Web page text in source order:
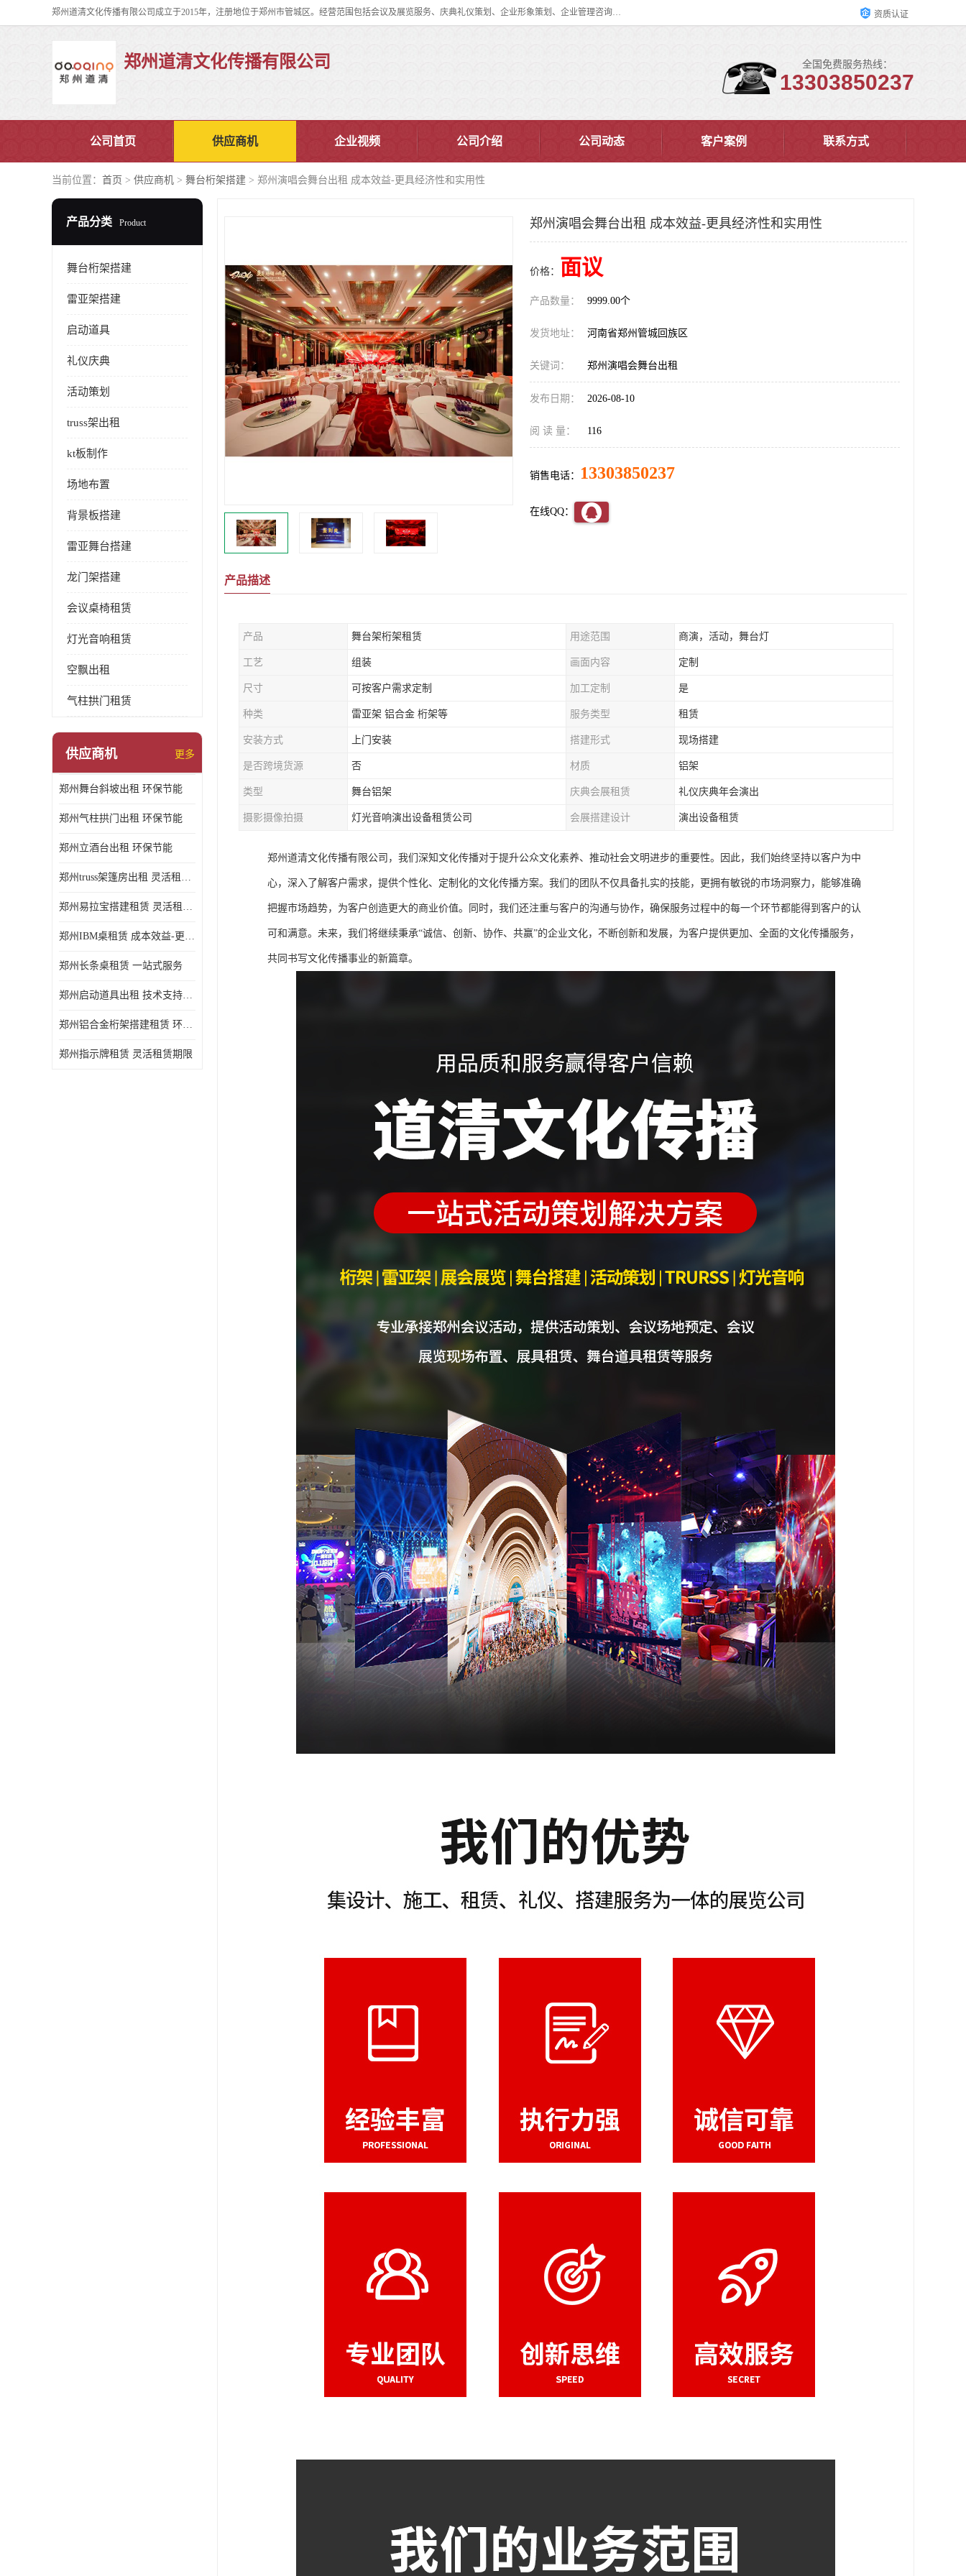
郑州道清文化传播有限公司成立于2015年，注册地位于郑州市管城区。经营范围包括会议及展览服务、庆典礼仪策划、企业形象策划、企业管理咨询、计算机图文设计、制作等。主要产品服务有：舞台桁架搭建，背景板搭建，灯光音响，雷亚舞台搭建、龙门架搭建、会议桌椅租赁、灯光音响租赁、空飘出租、气柱拱门租赁、喷绘写真制作、kt板制作。 资质认证
郑州道清文化传播有限公司 全国免费服务热线：
13303850237
公司首页 供应商机 企业视频 公司介绍 公司动态 客户案例 联系方式
当前位置： 首页 > 供应商机 > 舞台桁架搭建 > 郑州演唱会舞台出租 成本效益-更具经济性和实用性
产品分类 Product
舞台桁架搭建
雷亚架搭建
启动道具
礼仪庆典
活动策划
truss架出租
kt板制作
场地布置
背景板搭建
雷亚舞台搭建
龙门架搭建
会议桌椅租赁
灯光音响租赁
空飘出租
气柱拱门租赁
供应商机 更多
郑州舞台斜坡出租 环保节能
郑州气柱拱门出租 环保节能
郑州立酒台出租 环保节能
郑州truss架篷房出租 灵活租赁期限
郑州易拉宝搭建租赁 灵活租赁期限
郑州IBM桌租赁 成本效益-更具经济性和实用性
郑州长条桌租赁 一站式服务
郑州启动道具出租 技术支持与现场服务
郑州铝合金桁架搭建租赁 环保节能
郑州指示牌租赁 灵活租赁期限
郑州演唱会舞台出租 成本效益-更具经济性和实用性
价格： 面议
产品数量： 9999.00个
发货地址： 河南省郑州管城回族区
关键词： 郑州演唱会舞台出租
发布日期： 2026-08-10
阅 读 量： 116
销售电话： 13303850237
在线QQ：
产品描述
产品 舞台架桁架租赁 用途范围 商演，活动，舞台灯
工艺 组装 画面内容 定制
尺寸 可按客户需求定制 加工定制 是
种类 雷亚架 铝合金 桁架等 服务类型 租赁
安装方式 上门安装 搭建形式 现场搭建
是否跨境货源 否 材质 铝架
类型 舞台铝架 庆典会展租赁 礼仪庆典年会演出
摄影摄像拍摄 灯光音响演出设备租赁公司 会展搭建设计 演出设备租赁
郑州道清文化传播有限公司，我们深知文化传播对于提升公众文化素养、推动社会文明进步的重要性。因此，我们始终坚持以客户为中
心，深入了解客户需求，提供个性化、定制化的文化传播方案。我们的团队不仅具备扎实的技能，更拥有敏锐的市场洞察力，能够准确
把握市场趋势，为客户创造更大的商业价值。同时，我们还注重与客户的沟通与协作，确保服务过程中的每一个环节都能得到客户的认
可和满意。未来，我们将继续秉承“诚信、创新、协作、共赢”的企业文化，不断创新和发展，为客户提供更加、全面的文化传播服务，
共同书写文化传播事业的新篇章。